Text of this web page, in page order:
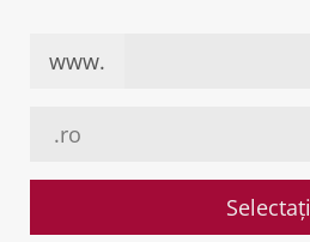
www.
Selectați